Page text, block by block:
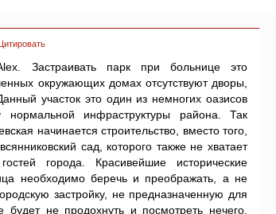
Застраивать парк при больнице это
окружающих домах отсутствуют дворы,
участок это один из немногих оазисов
нормальной инфраструктуры района. Так
начинается строительство, вместо того,
сад, которого также не хватает
города. Красивейшие исторические
необходимо беречь и преображать, а не
застройку, не предназначенную для
будет не продохнуть и посмотреть нечего.